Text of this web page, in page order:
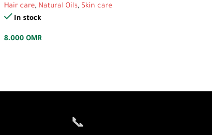
Hair care, Natural Oils, Skin care
In stock
8.000 OMR
📞